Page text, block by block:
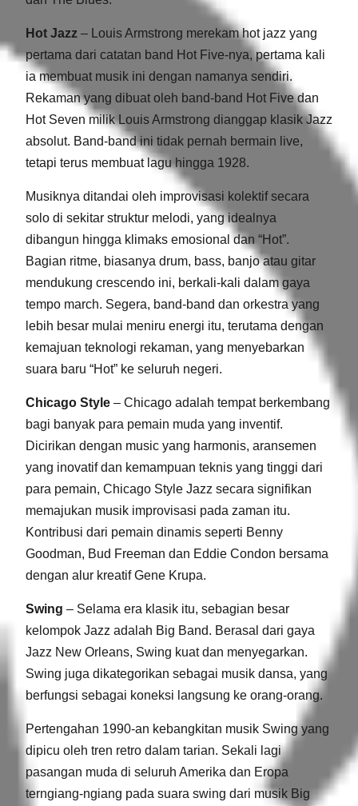
Hot Jazz– Louis Armstrong merekam hot jazz yang
pertama dari catatan band Hot Five-nya, pertama kali
ia membuat musik ini dengan namanya sendiri.
Rekaman yang dibuat oleh band-band Hot Five dan
Hot Seven milik Louis Armstrong dianggap klasik Jazz
absolut. Band-band ini tidak pernah bermain live,
tetapi terus membuat lagu hingga 1928.
Musiknya ditandai oleh improvisasi kolektif secara
solo di sekitar struktur melodi, yang idealnya
dibangun hingga klimaks emosional dan “Hot”.
Bagian ritme, biasanya drum, bass, banjo atau gitar
mendukung crescendo ini, berkali-kali dalam gaya
tempo march. Segera, band-band dan orkestra yang
lebih besar mulai meniru energi itu, terutama dengan
kemajuan teknologi rekaman, yang menyebarkan
suara baru “Hot” ke seluruh negeri.
Chicago Style– Chicago adalah tempat berkembang
bagi banyak para pemain muda yang inventif.
Dicirikan dengan music yang harmonis, aransemen
yang inovatif dan kemampuan teknis yang tinggi dari
para pemain, Chicago Style Jazz secara signifikan
memajukan musik improvisasi pada zaman itu.
Kontribusi dari pemain dinamis seperti Benny
Goodman, Bud Freeman dan Eddie Condon bersama
dengan alur kreatif Gene Krupa.
Swing – Selama era klasik itu, sebagian besar
kelompok Jazz adalah Big Band. Berasal dari gaya
Jazz New Orleans, Swing kuat dan menyegarkan.
Swing juga dikategorikan sebagai musik dansa, yang
berfungsi sebagai koneksi langsung ke orang-orang.
Pertengahan 1990-an kebangkitan musik Swing yang
dipicu oleh tren retro dalam tarian. Sekali lagi
pasangan muda di seluruh Amerika dan Eropa
terngiang-ngiang pada suara swing dari musik Big